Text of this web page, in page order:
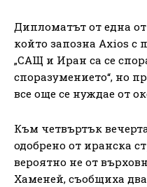
Дипломатът от една
който запозна Axios с
„САЩ и Иран са се
споразумението“, но
все още се нуждае от
Към четвъртък
одобрено от иранска
вероятно не от
Хаменей, съобщиха